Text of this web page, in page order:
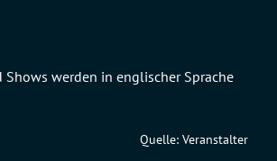
Shows werden in englischer Sprache
Quelle: Veranstalter